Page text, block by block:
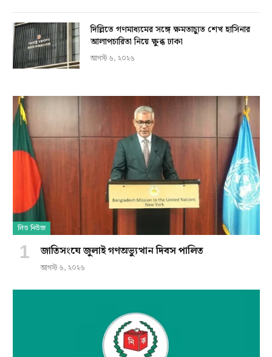
দিল্লিতে গণমাধ্যমের সঙ্গে ক্ষমতাচ্যুত শেখ হাসিনার
আলাপচারিতা নিয়ে ক্ষুব্ধ ঢাকা
আগস্ট ৬, ২০২৬
লিড নিউজ
জাতিসংঘে জুলাই গণঅভ্যুত্থান দিবস পালিত
আগস্ট ৬, ২০২৬